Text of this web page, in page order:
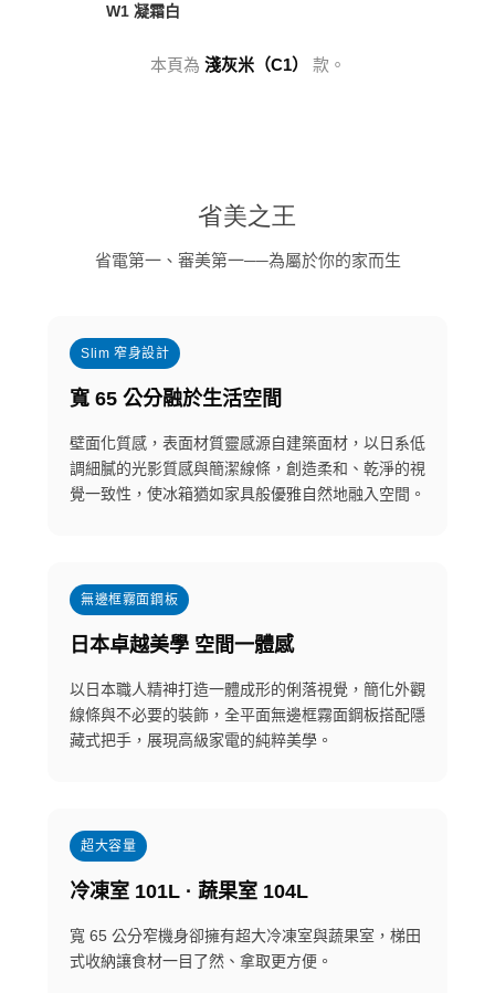
W1 凝霜白
本頁為 淺灰米（C1） 款。
省美之王
省電第一、審美第一──為屬於你的家而生
Slim 窄身設計
寬 65 公分融於生活空間
壁面化質感，表面材質靈感源自建築面材，以日系低
調細膩的光影質感與簡潔線條，創造柔和、乾淨的視
覺一致性，使冰箱猶如家具般優雅自然地融入空間。
無邊框霧面鋼板
日本卓越美學 空間一體感
以日本職人精神打造一體成形的俐落視覺，簡化外觀
線條與不必要的裝飾，全平面無邊框霧面鋼板搭配隱
藏式把手，展現高級家電的純粹美學。
超大容量
冷凍室 101L · 蔬果室 104L
寬 65 公分窄機身卻擁有超大冷凍室與蔬果室，梯田
式收納讓食材一目了然、拿取更方便。